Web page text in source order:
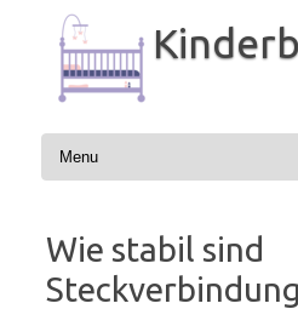
Inhalt
springen
Wie stabil sind